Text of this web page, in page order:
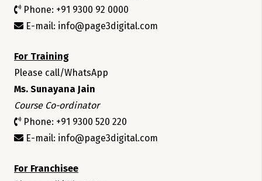
Phone: +91 9300 92 0000
E-mail: info@page3digital.com
For Training
Please call/WhatsApp
Ms. Sunayana Jain
Course Co-ordinator
Phone: +91 9300 520 220
E-mail: info@page3digital.com
For Franchisee